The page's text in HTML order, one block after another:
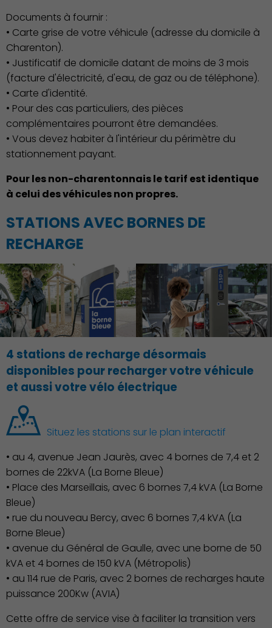
Environnement cadre de
Associations et Sports
Documents à fournir :
• Carte grise de votre véhicule (adresse du domicile à
Charenton).
• Justificatif de domicile datant de moins de 3 mois
(facture d'électricité, d'eau, de gaz ou de téléphone).
• Carte d'identité.
• Pour des cas particuliers, des pièces
complémentaires pourront être demandées.
• Vous devez habiter à l'intérieur du périmètre du
stationnement payant.
Pour les non-charentonnais le tarif est identique
à celui des véhicules non propres.
STATIONS AVEC BORNES DE
RECHARGE
4 stations de recharge désormais
disponibles pour recharger votre véhicule
et aussi votre vélo électrique
Situez les stations sur le plan interactif
• au 4, avenue Jean Jaurès, avec 4 bornes de 7,4 et 2
bornes de 22kVA (La Borne Bleue)
• Place des Marseillais, avec 6 bornes 7,4 kVA (La Borne
Bleue)
• rue du nouveau Bercy, avec 6 bornes 7,4 kVA (La
Borne Bleue)
• avenue du Général de Gaulle, avec une borne de 50
kVA et 4 bornes de 150 kVA (Métropolis)
• au 114 rue de Paris, avec 2 bornes de recharges haute
puissance 200Kw (AVIA)
Cette offre de service vise à faciliter la transition vers